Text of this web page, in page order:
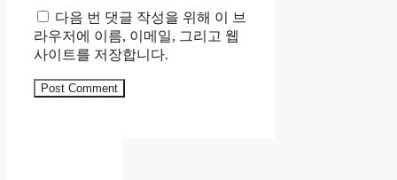
다음 번 댓글 작성을 위해 이 브
라우저에 이름, 이메일, 그리고 웹
사이트를 저장합니다.